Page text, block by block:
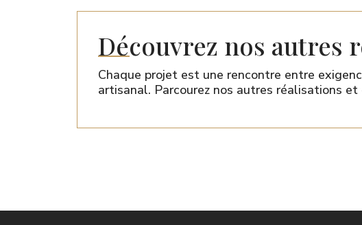
Découvrez nos autres
Chaque projet est une rencontre entre
artisanal. Parcourez nos autres réalisations